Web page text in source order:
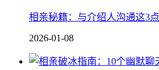
相亲秘籍：与介绍人沟通这3
2026-01-08